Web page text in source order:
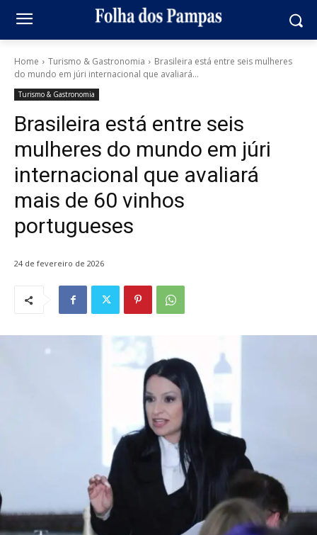
Home Turismo & Gastronomia
Brasileira está entre seis mulheres
do mundo em júri internacional que avaliará...
Turismo & Gastronomia
Brasileira está entre seis
mulheres do mundo em júri
internacional que avaliará
mais de 60 vinhos
portugueses
24 de fevereiro de 2026